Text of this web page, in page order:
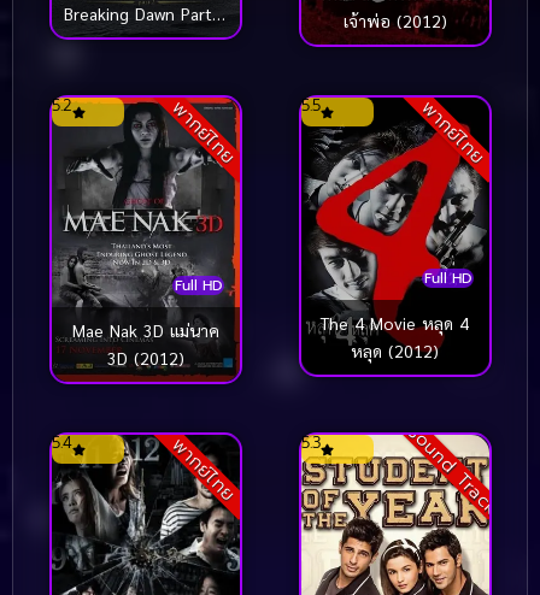
Breaking Dawn Part 2
แวมไพร์ทไวไลท์ 4
(2012)
เจ้าพ่อ (2012)
พากย์ไทย
Full HD
5.2
Mae Nak 3D แม่นาค
3D (2012)
พากย์ไทย
Full HD
5.5
The 4 Movie หลุด 4
หลุด (2012)
พากย์ไทย
5.4 Sound Track
5.3